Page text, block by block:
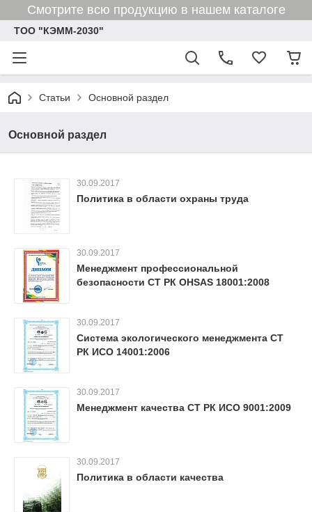
Смотрите всю продукцию в нашем каталоге
ТОО "КЭММ-2030"
Статьи Основной раздел
Основной раздел
30.09.2017
Политика в области охраны труда
30.09.2017
Менеджмент профессиональной
безопасности СТ РК OHSAS 18001:2008
30.09.2017
Система экологического менеджмента СТ
РК ИСО 14001:2006
30.09.2017
Менеджмент качества СТ РК ИСО 9001:2009
30.09.2017
Политика в области качества